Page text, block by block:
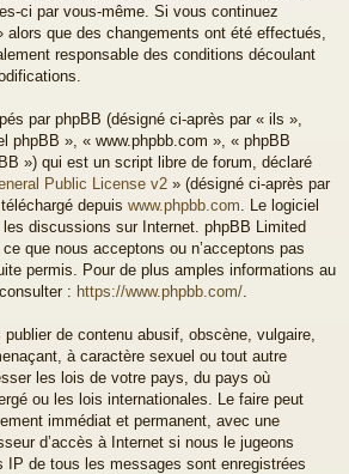
ci par vous-même. Si vous continuez
alors que des changements ont été effectués,
responsable des conditions découlant
par phpBB (désigné ci-après par « ils »,
phpBB », « www.phpbb.com », « phpBB
») qui est un script libre de forum, déclaré
Public License v2 » (désigné ci-après par
depuis www.phpbb.com . Le logiciel
discussions sur Internet. phpBB Limited
que nous acceptons ou n’acceptons pas
permis. Pour de plus amples informations au
: https://www.phpbb.com/
de contenu abusif, obscène, vulgaire,
à caractère sexuel ou tout autre
les lois de votre pays, du pays où
ou les lois internationales. Le faire peut
immédiat et permanent, avec une
d’accès à Internet si nous le jugeons
IP de tous les messages sont enregistrées